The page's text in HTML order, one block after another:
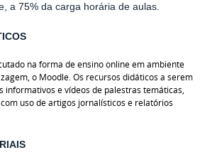
a 75% da carga horária de aulas.
na forma de ensino online em ambiente
o Moodle. Os recursos didáticos a serem
informativos e vídeos de palestras temáticas,
uso de artigos jornalísticos e relatórios